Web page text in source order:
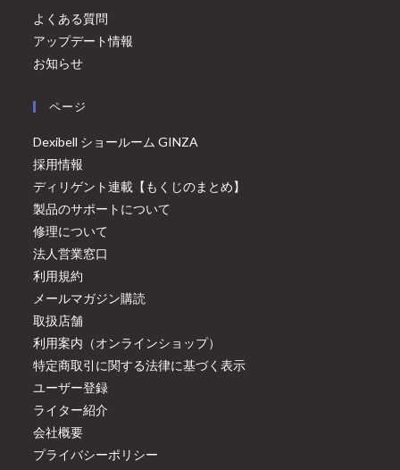
よくある質問
アップデート情報
お知らせ
ページ
Dexibell ショールーム GINZA
採用情報
ディリゲント連載【もくじのまとめ】
製品のサポートについて
修理について
法人営業窓口
利用規約
メールマガジン購読
取扱店舗
利用案内（オンラインショップ）
特定商取引に関する法律に基づく表示
ユーザー登録
ライター紹介
会社概要
プライバシーポリシー